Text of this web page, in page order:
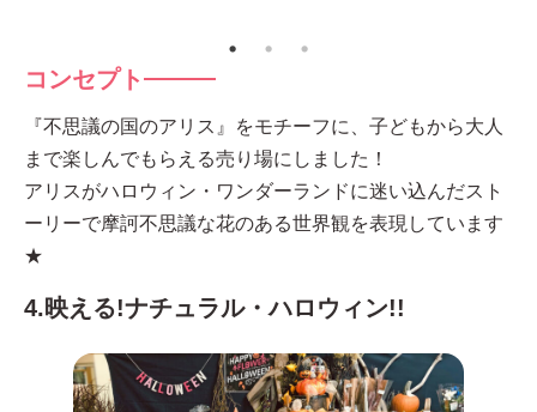
コンセプト
『不思議の国のアリス』をモチーフに、子どもから大人
まで楽しんでもらえる売り場にしました！
アリスがハロウィン・ワンダーランドに迷い込んだスト
ーリーで摩訶不思議な花のある世界観を表現しています
★
4.映える!ナチュラル・ハロウィン!!